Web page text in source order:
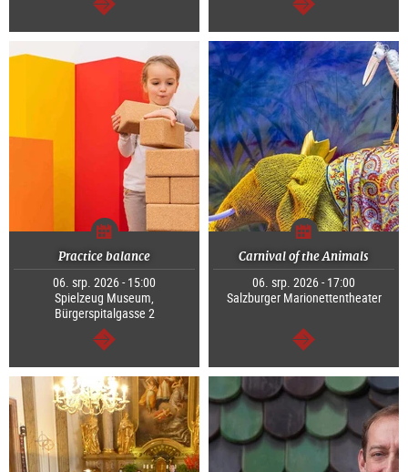
continue continue
Practice balance
06. srp. 2026 - 15:00
Spielzeug Museum,
Bürgerspitalgasse 2
continue
Carnival of the Animals
06. srp. 2026 - 17:00
Salzburger Marionettentheater
continue